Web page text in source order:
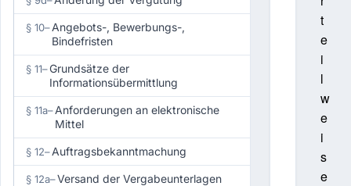
§ 10–Angebots-, Bewerbungs-,
Bindefristen
§ 11–Grundsätze der
Informationsübermittlung
§ 11a–Anforderungen an elektronische
Mittel
§ 12–Auftragsbekanntmachung
§ 12a–Versand der Vergabeunterlagen
t
e
i
l
w
e
i
s
e